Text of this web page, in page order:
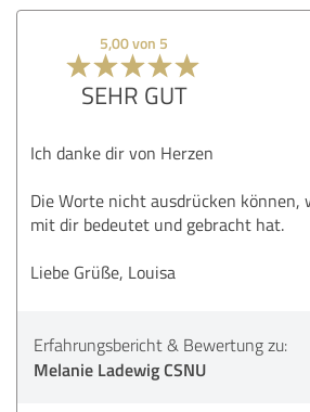
5,00 von 5
SEHR GUT
Ich danke dir von Herzen
Die Worte nicht ausdrücken können,
mit dir bedeutet und gebracht hat.
Liebe Grüße, Louisa
Erfahrungsbericht & Bewertung zu:
Melanie Ladewig CSNU